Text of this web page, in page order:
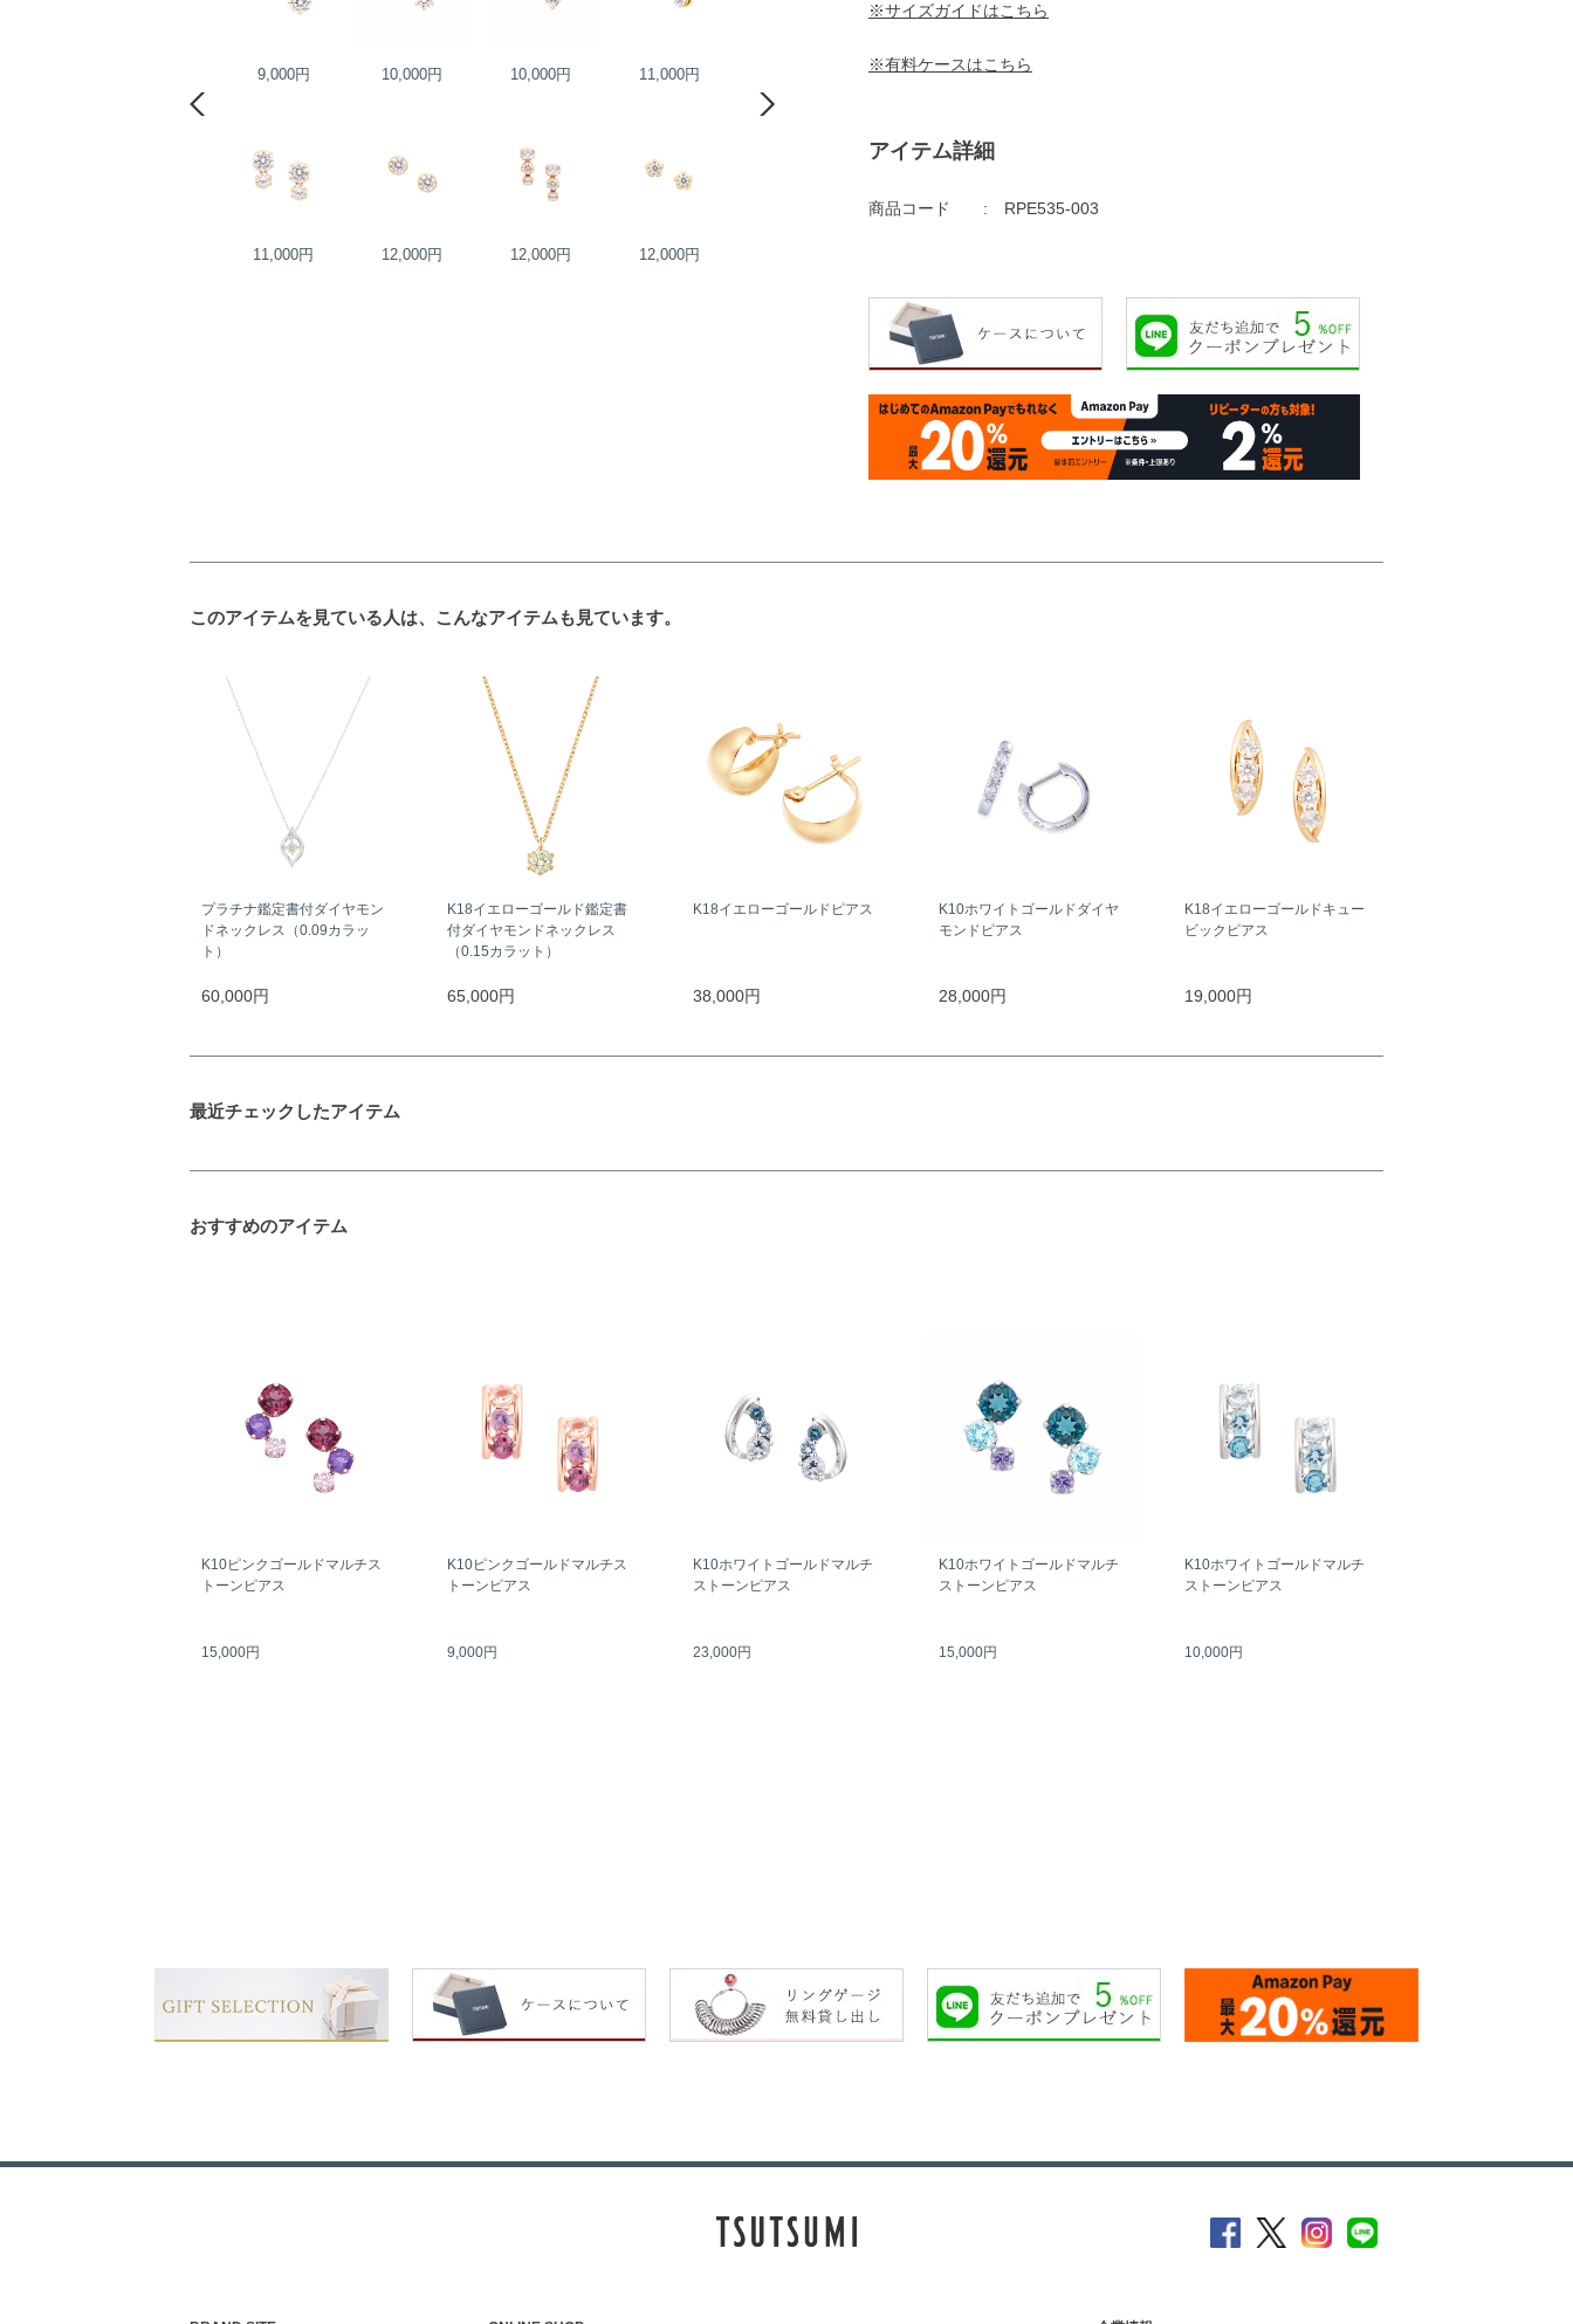
9,000円 10,000円 10,000円 11,000円
11,000円 12,000円 12,000円 12,000円
12,000円 12,000円
※サイズガイドはこちら
※有料ケースはこちら
アイテム詳細
商品コード RPE535-003
このアイテムを見ている人は、こんなアイテムも見ています。
プラチナ鑑定書付ダイヤモン
ドネックレス（0.09カラッ
ト）
60,000円
K18イエローゴールド鑑定書
付ダイヤモンドネックレス
（0.15カラット）
65,000円
K18イエローゴールドピアス
38,000円
K10ホワイトゴールドダイヤ
モンドピアス
28,000円
K18イエローゴールドキュー
ビックピアス
19,000円
最近チェックしたアイテム
おすすめのアイテム
K10ピンクゴールドマルチス
トーンピアス
15,000円
K10ピンクゴールドマルチス
トーンピアス
9,000円
K10ホワイトゴールドマルチ
ストーンピアス
23,000円
K10ホワイトゴールドマルチ
ストーンピアス
15,000円
K10ホワイトゴールドマルチ
ストーンピアス
10,000円